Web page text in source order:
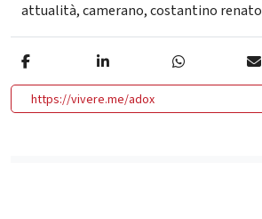
attualità,camerano,costantino renato
https://vivere.me/adox